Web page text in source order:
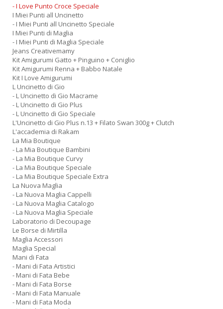
- I Love Punto Croce Speciale
I Miei Punti all Uncinetto
- I Miei Punti all Uncinetto Speciale
I Miei Punti di Maglia
- I Miei Punti di Maglia Speciale
Jeans Creativemamy
Kit Amigurumi Gatto + Pinguino + Coniglio
Kit Amigurumi Renna + Babbo Natale
Kit I Love Amigurumi
L Uncinetto di Gio
- L Uncinetto di Gio Macrame
- L Uncinetto di Gio Plus
- L Uncinetto di Gio Speciale
L'Uncinetto di Gio Plus n.13 + Filato Swan 300g + Clutch
L'accademia di Rakam
La Mia Boutique
- La Mia Boutique Bambini
- La Mia Boutique Curvy
- La Mia Boutique Speciale
- La Mia Boutique Speciale Extra
La Nuova Maglia
- La Nuova Maglia Cappelli
- La Nuova Maglia Catalogo
- La Nuova Maglia Speciale
Laboratorio di Decoupage
Le Borse di Mirtilla
Maglia Accessori
Maglia Special
Mani di Fata
- Mani di Fata Artistici
- Mani di Fata Bebe
- Mani di Fata Borse
- Mani di Fata Manuale
- Mani di Fata Moda